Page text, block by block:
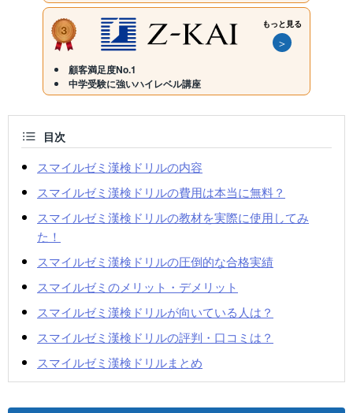
もっと見る
＞
顧客満足度No.1
中学受験に強いハイレベル講座
目次
スマイルゼミ漢検ドリルの内容
スマイルゼミ漢検ドリルの費用は本当に無料？
スマイルゼミ漢検ドリルの教材を実際に使用してみ
た！
スマイルゼミ漢検ドリルの圧倒的な合格実績
スマイルゼミのメリット・デメリット
スマイルゼミ漢検ドリルが向いている人は？
スマイルゼミ漢検ドリルの評判・口コミは？
スマイルゼミ漢検ドリルまとめ